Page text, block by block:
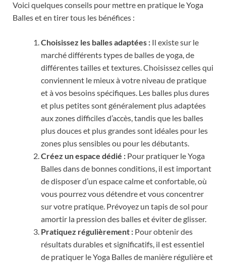
Voici quelques conseils pour mettre en pratique le Yoga
Balles et en tirer tous les bénéfices :
Choisissez les balles adaptées : Il existe sur le
marché différents types de balles de yoga, de
différentes tailles et textures. Choisissez celles qui
conviennent le mieux à votre niveau de pratique
et à vos besoins spécifiques. Les balles plus dures
et plus petites sont généralement plus adaptées
aux zones difficiles d’accès, tandis que les balles
plus douces et plus grandes sont idéales pour les
zones plus sensibles ou pour les débutants.
Créez un espace dédié : Pour pratiquer le Yoga
Balles dans de bonnes conditions, il est important
de disposer d’un espace calme et confortable, où
vous pourrez vous détendre et vous concentrer
sur votre pratique. Prévoyez un tapis de sol pour
amortir la pression des balles et éviter de glisser.
Pratiquez régulièrement : Pour obtenir des
résultats durables et significatifs, il est essentiel
de pratiquer le Yoga Balles de manière régulière et